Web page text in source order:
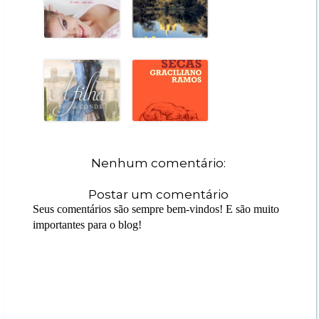
Nenhum comentário:
Postar um comentário
Seus comentários são sempre bem-vindos! E são muito
importantes para o blog!